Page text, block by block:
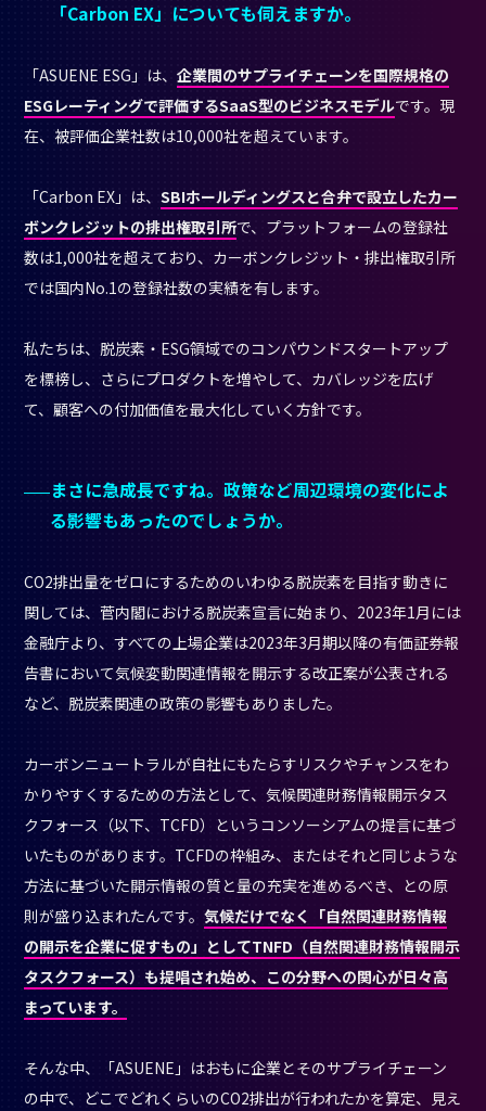
「Carbon EX」についても伺えますか。
「ASUENE ESG」は、企業間のサプライチェーンを国際規格の
ESGレーティングで評価するSaaS型のビジネスモデルです。現
在、被評価企業社数は10,000社を超えています。
「Carbon EX」は、SBIホールディングスと合弁で設立したカー
ボンクレジットの排出権取引所で、プラットフォームの登録社
数は1,000社を超えており、カーボンクレジット・排出権取引所
では国内No.1の登録社数の実績を有します。
私たちは、脱炭素・ESG領域でのコンパウンドスタートアップ
を標榜し、さらにプロダクトを増やして、カバレッジを広げ
て、顧客への付加価値を最大化していく方針です。
まさに急成長ですね。政策など周辺環境の変化によ
る影響もあったのでしょうか。
CO2排出量をゼロにするためのいわゆる脱炭素を目指す動きに
関しては、菅内閣における脱炭素宣言に始まり、2023年1月には
金融庁より、すべての上場企業は2023年3月期以降の有価証券報
告書において気候変動関連情報を開示する改正案が公表される
など、脱炭素関連の政策の影響もありました。
カーボンニュートラルが自社にもたらすリスクやチャンスをわ
かりやすくするための方法として、気候関連財務情報開示タス
クフォース（以下、TCFD）というコンソーシアムの提言に基づ
いたものがあります。TCFDの枠組み、またはそれと同じような
方法に基づいた開示情報の質と量の充実を進めるべき、との原
則が盛り込まれたんです。気候だけでなく「自然関連財務情報
の開示を企業に促すもの」としてTNFD（自然関連財務情報開示
タスクフォース）も提唱され始め、この分野への関心が日々高
まっています。
そんな中、「ASUENE」はおもに企業とそのサプライチェーン
の中で、どこでどれくらいのCO2排出が行われたかを算定、見え